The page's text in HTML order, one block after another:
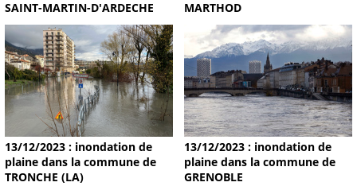
SAINT-MARTIN-D'ARDECHE
MARTHOD
13/12/2023 : inondation de
plaine dans la commune de
TRONCHE (LA)
13/12/2023 : inondation de
plaine dans la commune de
GRENOBLE